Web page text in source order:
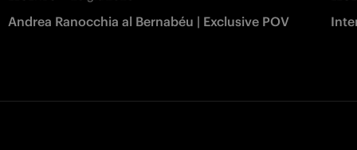
Andrea Ranocchia al Bernabéu | Exclusive POV